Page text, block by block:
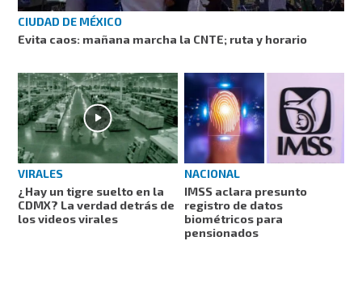
CIUDAD DE MÉXICO
Evita caos: mañana marcha la CNTE; ruta y horario
VIRALES
¿Hay un tigre suelto en la
CDMX? La verdad detrás de
los videos virales
NACIONAL
IMSS aclara presunto
registro de datos
biométricos para
pensionados